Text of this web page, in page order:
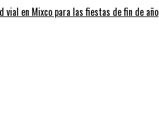
vial en Mixco para las fiestas de fin de año